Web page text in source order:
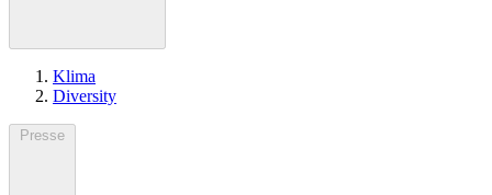
Klima
Diversity
Presse